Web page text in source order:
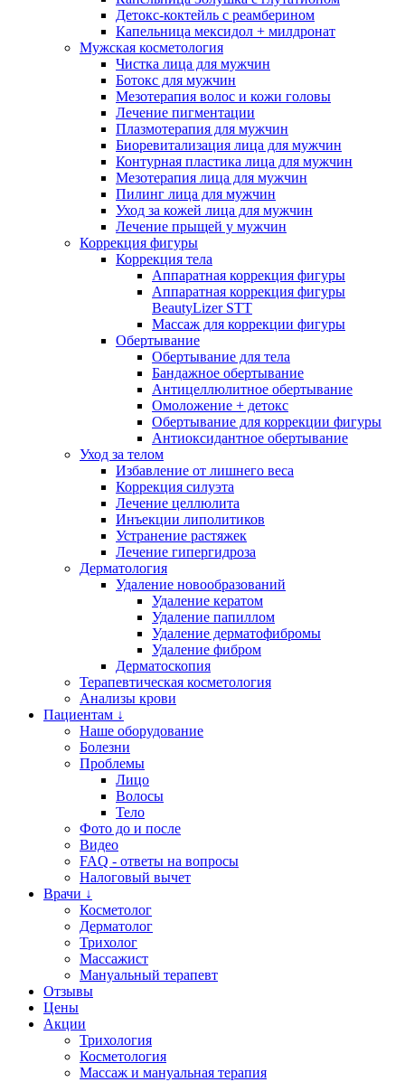
Детокс-коктейль с реамберином
Капельница мексидол + милдронат
Мужская косметология
Чистка лица для мужчин
Ботокс для мужчин
Мезотерапия волос и кожи головы
Лечение пигментации
Плазмотерапия для мужчин
Биоревитализация лица для мужчин
Контурная пластика лица для мужчин
Мезотерапия лица для мужчин
Пилинг лица для мужчин
Уход за кожей лица для мужчин
Лечение прыщей у мужчин
Коррекция фигуры
Коррекция тела
Аппаратная коррекция фигуры
Аппаратная коррекция фигуры
BeautyLizer STT
Массаж для коррекции фигуры
Обертывание
Обертывание для тела
Бандажное обертывание
Антицеллюлитное обертывание
Омоложение + детокс
Обертывание для коррекции фигуры
Антиоксидантное обертывание
Уход за телом
Избавление от лишнего веса
Коррекция силуэта
Лечение целлюлита
Инъекции липолитиков
Устранение растяжек
Лечение гипергидроза
Дерматология
Удаление новообразований
Удаление кератом
Удаление папиллом
Удаление дерматофибромы
Удаление фибром
Дерматоскопия
Терапевтическая косметология
Анализы крови
Пациентам ↓
Наше оборудование
Болезни
Проблемы
Лицо
Волосы
Тело
Фото до и после
Видео
FAQ - ответы на вопросы
Налоговый вычет
Врачи ↓
Косметолог
Дерматолог
Трихолог
Массажист
Мануальный терапевт
Отзывы
Цены
Акции
Трихология
Косметология
Массаж и мануальная терапия